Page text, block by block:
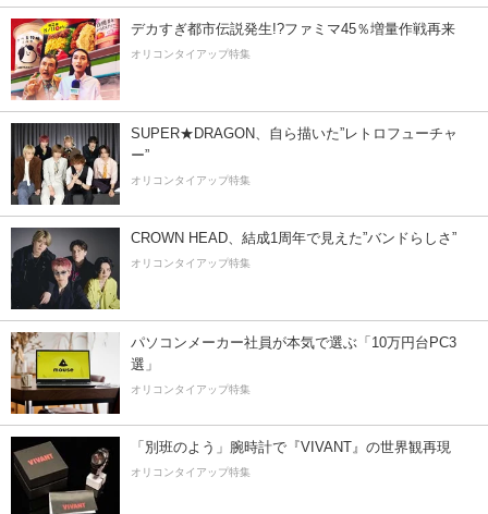
デカすぎ都市伝説発生!?ファミマ45％増量作戦再来
オリコンタイアップ特集
SUPER★DRAGON、自ら描いた”レトロフューチャ
ー”
オリコンタイアップ特集
CROWN HEAD、結成1周年で見えた”バンドらしさ”
オリコンタイアップ特集
パソコンメーカー社員が本気で選ぶ「10万円台PC3
選」
オリコンタイアップ特集
「別班のよう」腕時計で『VIVANT』の世界観再現
オリコンタイアップ特集